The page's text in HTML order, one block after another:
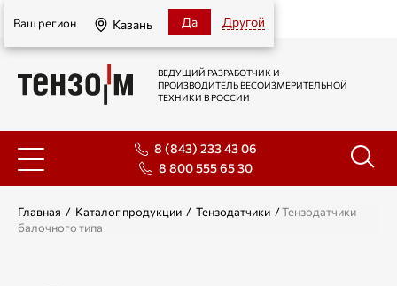
Казань
Ваш регион Казань Да Другой
ВЕДУЩИЙ РАЗРАБОТЧИК И
ПРОИЗВОДИТЕЛЬ ВЕСОИЗМЕРИТЕЛЬНОЙ
ТЕХНИКИ В РОССИИ
8 (843) 233 43 06
8 800 555 65 30
Главная / Каталог продукции / Тензодатчики /Тензодатчики
балочного типа